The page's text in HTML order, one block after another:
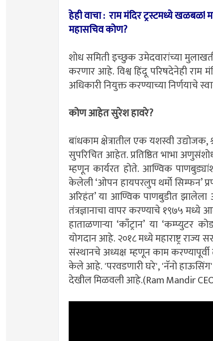
हेही वाचा : राम मंदिर ट्रस्टमध्ये
महासचिव कोण?
शोध समिती इच्छुक उमेदवारांच्या
करणार आहे. विश्व हिंदू परिषदेनेही राम
अधिकारी नियुक्त करण्याच्या
कोण आहेत सुरेश हावरे?
बांधकाम क्षेत्रातील एक यशस्वी उद्योजक,
सुपरिचित आहेत. प्रतिष्ठित भाभा
म्हणून कार्यरत होते. आण्विक
केलेली ‘ओपन हायपरलुप थर्मो सिम्फन’
अरिहंत’ या आण्विक पाणबुडीत झालेला
तंत्रज्ञानाचा वापर करण्याचे १९७५
हाताळणार्‍या ‘काँट्रान’ या ‘कम्प्युटर
योगदान आहे. २०१८ मध्ये महाराष्ट्र राज्य
संस्थानचे अध्यक्ष म्हणून काम करण्यापूर्वी
केले आहे. 'परवडणारी घरे', 'नॅनो हाऊसिंग'
देखील मिळवली आहे.(Ram Mandir